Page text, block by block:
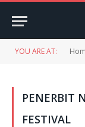
YOU ARE AT:
PENERBIT
FESTIVAL